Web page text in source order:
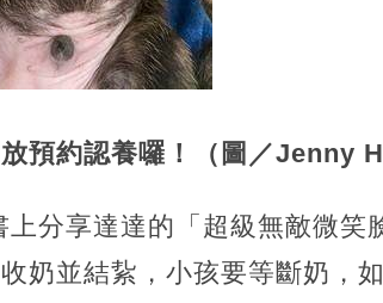
預約認養囉！（圖／Jenny
分享達達的「超級無敵微
奶並結紥，小孩要等斷奶，